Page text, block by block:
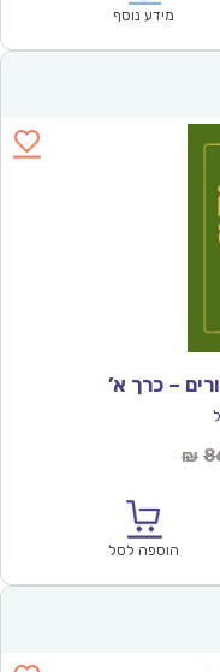
מידע נוסף
– כרך א’
₪
הוספה לסל